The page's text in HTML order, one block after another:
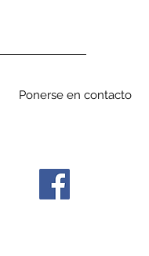
Ponerse en contacto